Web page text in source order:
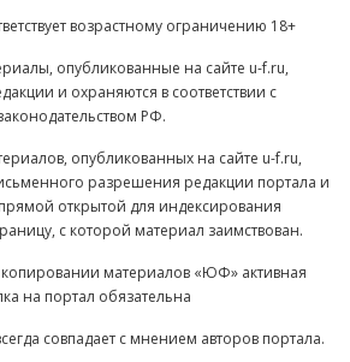
возрастному ограничению 18+
опубликованные на сайте u-f.ru,
и охраняются в соответствии с
РФ.
опубликованных на сайте u-f.ru,
разрешения редакции портала и
открытой для индексирования
с которой материал заимствован.
материалов «ЮФ» активная
на портал обязательна
совпадает с мнением авторов портала.